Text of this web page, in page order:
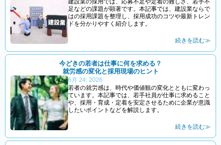
建設業の採用では、応募不足や定着の難しさ、若手不
足などの課題が顕著です。本記事では、建設業ならで
はの採用課題を整理し、採用成功のコツや最新トレン
ドを分かりやすく紹介します。
続きを読む≫
今どきの若者は仕事に何を求める？
就労感の変化と採用現場のヒント
6月 24, 2026
若者の就労感は、時代や価値観の変化とともに変わっ
ています。本記事では、若手社員が仕事に求めること
や、採用・育成・定着を安定させるために企業が意識
したいポイントなどを解説します。
続きを読む≫